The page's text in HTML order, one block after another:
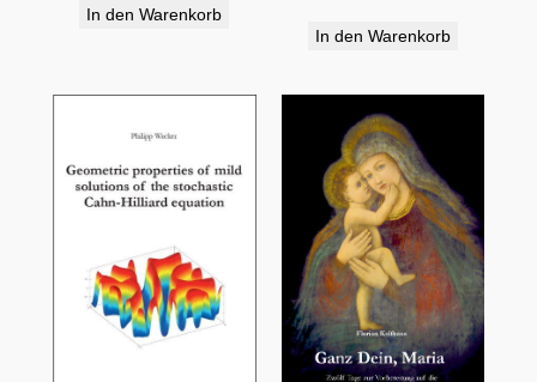
In den Warenkorb
In den Warenkorb